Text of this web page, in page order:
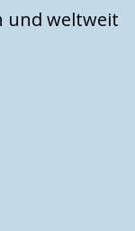
und weltweit